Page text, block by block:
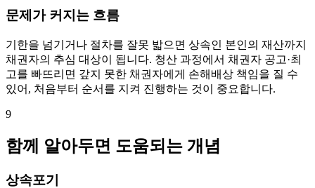
문제가 커지는 흐름
기한을 넘기거나 절차를 잘못 밟으면 상속인 본인의 재산까지
채권자의 추심 대상이 됩니다. 청산 과정에서 채권자 공고·최
고를 빠뜨리면 갚지 못한 채권자에게 손해배상 책임을 질 수
있어, 처음부터 순서를 지켜 진행하는 것이 중요합니다.
9
함께 알아두면 도움되는 개념
상속포기